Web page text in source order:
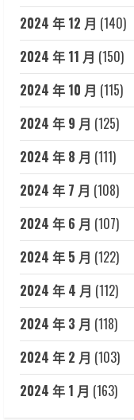
2024 年 12 月 (140)
2024 年 11 月 (150)
2024 年 10 月 (115)
2024 年 9 月 (125)
2024 年 8 月 (111)
2024 年 7 月 (108)
2024 年 6 月 (107)
2024 年 5 月 (122)
2024 年 4 月 (112)
2024 年 3 月 (118)
2024 年 2 月 (103)
2024 年 1 月 (163)